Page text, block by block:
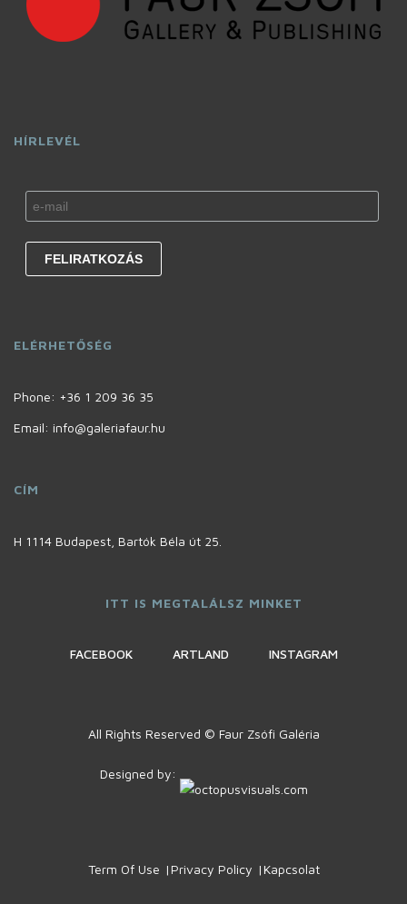
HÍRLEVÉL
ELÉRHETŐSÉG
Phone: +36 1 209 36 35
Email: info@galeriafaur.hu
CÍM
H 1114 Budapest, Bartók Béla út 25.
ITT IS MEGTALÁLSZ MINKET
FACEBOOK ARTLAND INSTAGRAM
All Rights Reserved © Faur Zsófi Galéria
Designed by:
Term Of Use Privacy Policy Kapcsolat